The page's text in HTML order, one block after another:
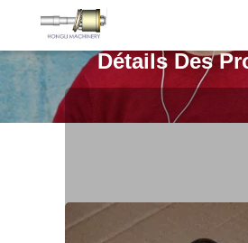
Détails Des